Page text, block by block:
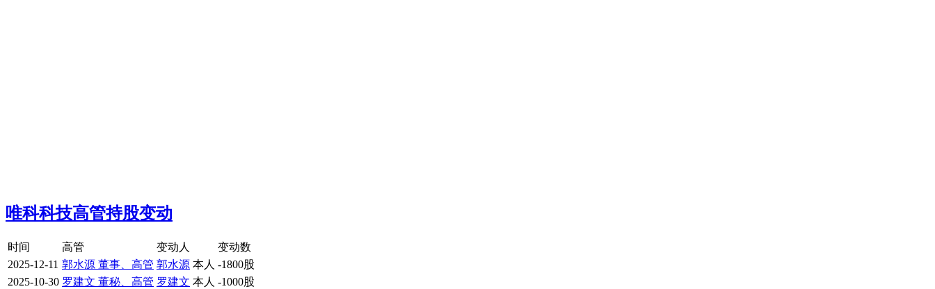
唯科科技高管持股变动
时间 高管 变动人
变动数
2025-12-11 郭水源 董事、高管 郭水源 本人 -1800股
2025-10-30 罗建文 董秘、高管 罗建文 本人 -1000股